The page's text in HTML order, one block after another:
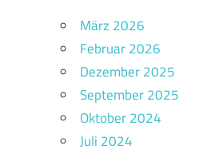
März 2026
Februar 2026
Dezember 2025
September 2025
Oktober 2024
Juli 2024